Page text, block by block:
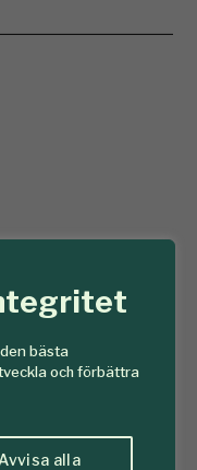
bästa
och förbättra
Avvisa alla
som tar upp det jag